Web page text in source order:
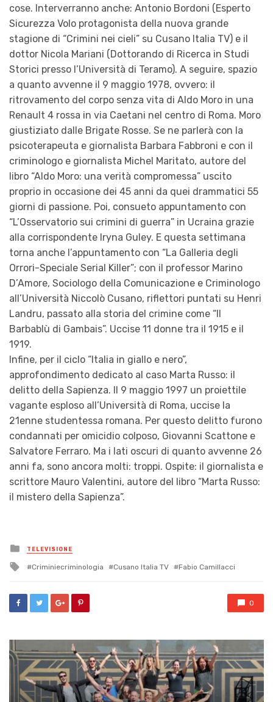
cose. Interverranno anche: Antonio Bordoni (Esperto
Sicurezza Volo protagonista della nuova grande
stagione di “Crimini nei cieli” su Cusano Italia TV) e il
dottor Nicola Mariani (Dottorando di Ricerca in Studi
Storici presso l’Università di Teramo). A seguire, spazio
a quanto avvenne il 9 maggio 1978, ovvero: il
ritrovamento del corpo senza vita di Aldo Moro in una
Renault 4 rossa in via Caetani nel centro di Roma. Moro
giustiziato dalle Brigate Rosse. Se ne parlerà con la
psicoterapeuta e giornalista Barbara Fabbroni e con il
criminologo e giornalista Michel Maritato, autore del
libro “Aldo Moro: una verità compromessa” uscito
proprio in occasione dei 45 anni da quei drammatici 55
giorni di passione. Poi, consueto appuntamento con
“L’Osservatorio sui crimini di guerra” in Ucraina grazie
alla corrispondente Iryna Guley. E questa settimana
torna anche l’appuntamento con “La Galleria degli
Orrori-Speciale Serial Killer”; con il professor Marino
D’Amore, Sociologo della Comunicazione e Criminologo
all’Università Niccolò Cusano, riflettori puntati su Henri
Landru, passato alla storia del crimine come “Il
Barbablù di Gambais”. Uccise 11 donne tra il 1915 e il
1919.
Infine, per il ciclo “Italia in giallo e nero”,
approfondimento dedicato al caso Marta Russo: il
delitto della Sapienza. Il 9 maggio 1997 un proiettile
vagante esploso all’Università di Roma, uccise la
21enne studentessa romana. Per questo delitto furono
condannati per omicidio colposo, Giovanni Scattone e
Salvatore Ferraro. Ma i lati oscuri di quanto avvenne 26
anni fa, sono ancora molti: troppi. Ospite: il giornalista e
scrittore Mauro Valentini, autore del libro “Marta Russo:
il mistero della Sapienza”.
Posted
in
TELEVISIONE
Tagged
Criminiecriminologia Cusano Italia TV Fabio Camillacci
0